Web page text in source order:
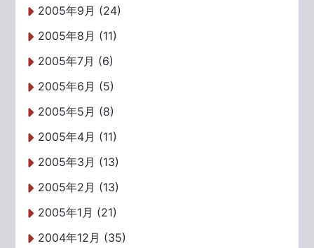
2005年9月 (24)
2005年8月 (11)
2005年7月 (6)
2005年6月 (5)
2005年5月 (8)
2005年4月 (11)
2005年3月 (13)
2005年2月 (13)
2005年1月 (21)
2004年12月 (35)